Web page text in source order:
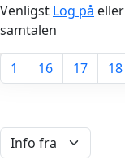
Venligst Log på eller
samtalen
1 16 17 18